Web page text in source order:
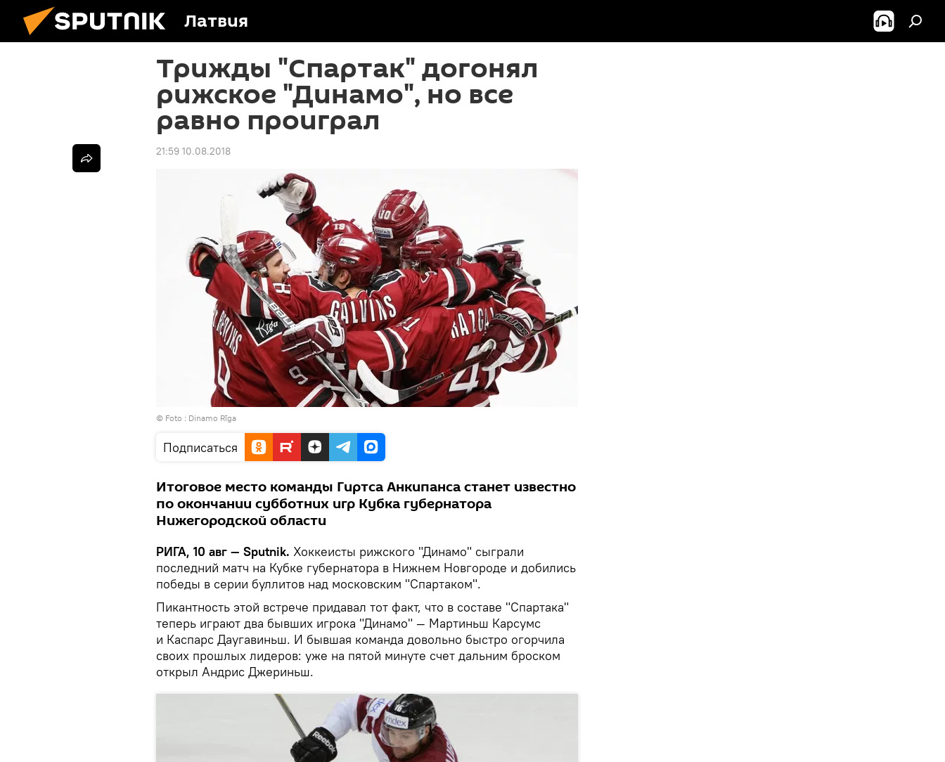
Латвия
Трижды "Спартак" догонял
рижское "Динамо", но все
равно проиграл
21:59 10.08.2018
© Foto : Dinamo Rīga
Подписаться
Итоговое место команды Гиртса Анкипанса станет известно
по окончании субботних игр Кубка губернатора
Нижегородской области
РИГА, 10 авг — Sputnik. Хоккеисты рижского "Динамо" сыграли
последний матч на Кубке губернатора в Нижнем Новгороде и добились
победы в серии буллитов над московским "Спартаком".
Пикантность этой встрече придавал тот факт, что в составе "Спартака"
теперь играют два бывших игрока "Динамо" — Мартиньш Карсумс
и Каспарс Даугавиньш. И бывшая команда довольно быстро огорчила
своих прошлых лидеров: уже на пятой минуте счет дальним броском
открыл Андрис Джериньш.